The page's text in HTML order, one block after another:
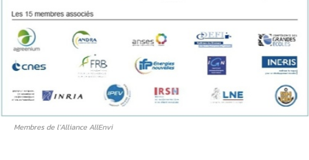
Membres de l’Alliance AllEnvi